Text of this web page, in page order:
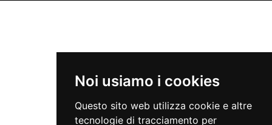
Noi usiamo i cookies
Questo sito web utilizza cookie e altre
tecnologie di tracciamento per